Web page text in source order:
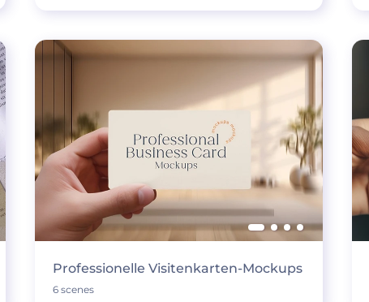
Professionelle Visitenkarten-Mockups
6 scenes